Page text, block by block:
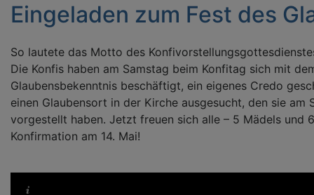
Eingeladen zum Fest des
So lautete das Motto des
Die Konfis haben am Samstag beim Konfitag sich mit
Glaubensbekenntnis beschäftigt, ein eigenes Credo
einen Glaubensort in der Kirche ausgesucht, den sie am
vorgestellt haben. Jetzt freuen sich alle – 5 Mädels und
Konfirmation am 14. Mai!